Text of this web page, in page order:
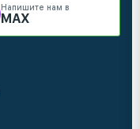
Напишите нам в
MAX